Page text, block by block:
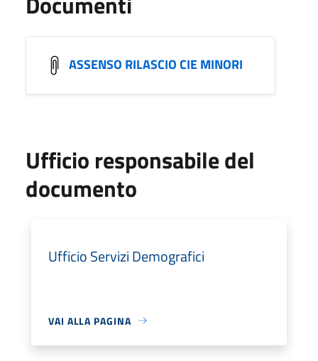
ASSENSO RILASCIO CIE MINORI
Ufficio responsabile del
documento
Ufficio Servizi Demografici
VAI ALLA PAGINA